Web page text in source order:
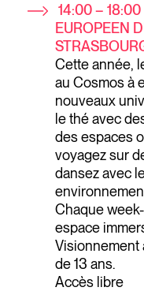
14:00 – 18:00
EUROPEEN
Cette année,
au Cosmos à
nouveaux
le thé avec
des espaces
voyagez sur
dansez avec
Chaque
espace
Visionnement
de 13 ans.
Accès libre